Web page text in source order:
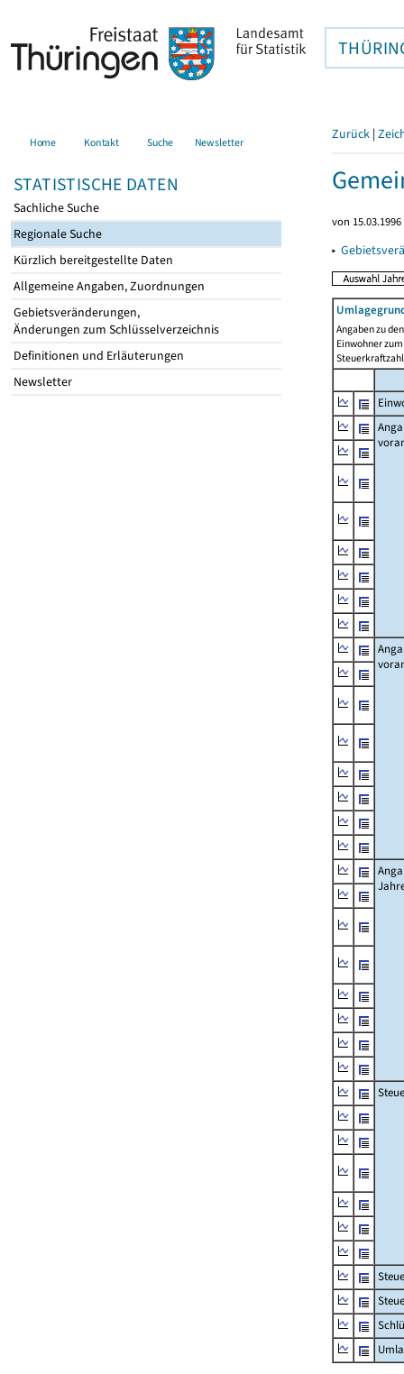
Home Kontakt Suche Newsletter
STATISTISCHE DATEN
Sachliche Suche
Regionale Suche
Kürzlich bereitgestellte Daten
Allgemeine Angaben, Zuordnungen
Gebietsveränderungen,
Änderungen zum Schlüsselverzeichnis
Definitionen und Erläuterungen
Newsletter
Zurück |
von
▸
Angaben zu
Einwohner